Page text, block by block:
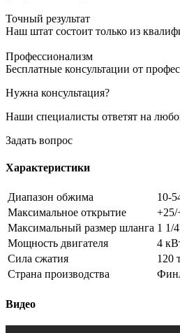
Точный результат
Наш штат состоит только из
Профессионализм
Бесплатные консультации от
Нужна консультация?
Наши специалисты ответят на
Задать вопрос
Характеристики
Диапазон обжима
10-
Максимальное открытие
Максимальный размер шланга 1 1/
Мощность двигателя
4
Сила сжатия
120
Страна производства
Видео